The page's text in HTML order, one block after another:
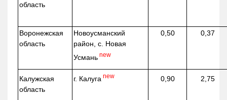
область
Воронежская
область
Новоусманский
район, с. Новая
Усмань new
0,50 0,37
Калужская
область
г. Калуга new 0,90 2,75